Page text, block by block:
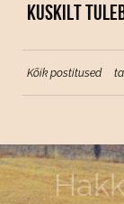
Kuskilt
Kõik postitused